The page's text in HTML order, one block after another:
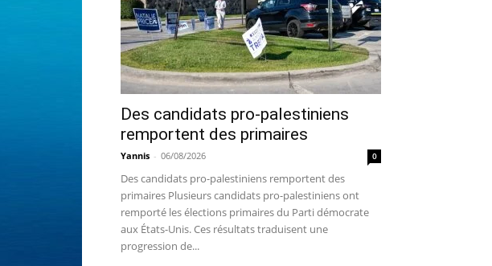
Des candidats pro-palestiniens
remportent des primaires
Yannis - 06/08/2026 0
Des candidats pro-palestiniens remportent des
primaires Plusieurs candidats pro-palestiniens ont
remporté les élections primaires du Parti démocrate
aux États-Unis. Ces résultats traduisent une
progression de...